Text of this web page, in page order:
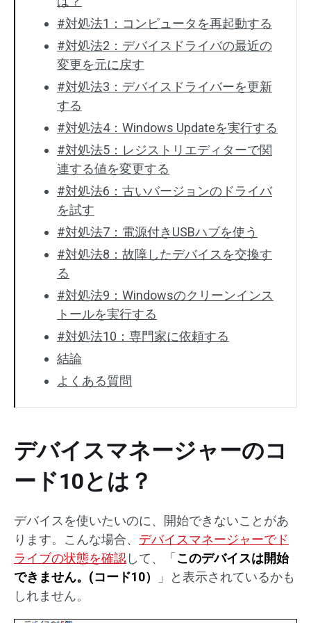
#対処法1：コンピュータを再起動する
#対処法2：デバイスドライバの最近の
変更を元に戻す
#対処法3：デバイスドライバーを更新
する
#対処法4：Windows Updateを実行する
#対処法5：レジストリエディターで関
連する値を変更する
#対処法6：古いバージョンのドライバ
を試す
#対処法7：電源付きUSBハブを使う
#対処法8：故障したデバイスを交換す
る
#対処法9：Windowsのクリーンインス
トールを実行する
#対処法10：専門家に依頼する
結論
よくある質問
デバイスマネージャーのコ
ード10とは？
デバイスを使いたいのに、開始できないことがあ
ります。こんな場合、 デバイスマネージャーでド
ライブの状態を確認して、「 このデバイスは開始
できません。(コード10）
」と表示されているかも
しれません。